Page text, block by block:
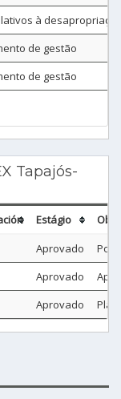
à
de gestão
de gestão
Tapajós-
Estágio
Aprovado
Aprovado
Aprovado